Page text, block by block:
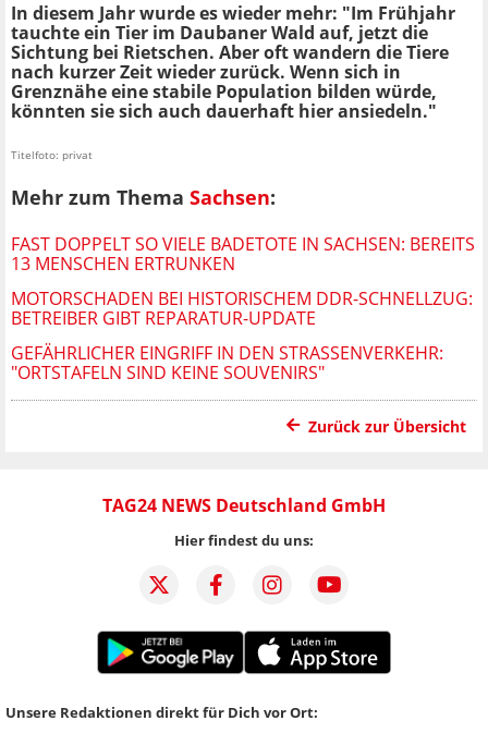
In diesem Jahr wurde es wieder mehr: "Im Frühjahr
tauchte ein Tier im Daubaner Wald auf, jetzt die
Sichtung bei Rietschen. Aber oft wandern die Tiere
nach kurzer Zeit wieder zurück. Wenn sich in
Grenznähe eine stabile Population bilden würde,
könnten sie sich auch dauerhaft hier ansiedeln."
Titelfoto: privat
Mehr zum Thema Sachsen:
FAST DOPPELT SO VIELE BADETOTE IN SACHSEN: BEREITS
13 MENSCHEN ERTRUNKEN
MOTORSCHADEN BEI HISTORISCHEM DDR-SCHNELLZUG:
BETREIBER GIBT REPARATUR-UPDATE
GEFÄHRLICHER EINGRIFF IN DEN STRASSENVERKEHR: "
ORTSTAFELN SIND KEINE SOUVENIRS"
Zurück zur Übersicht
TAG24 NEWS Deutschland GmbH
Hier findest du uns:
Unsere Redaktionen direkt für Dich vor Ort: